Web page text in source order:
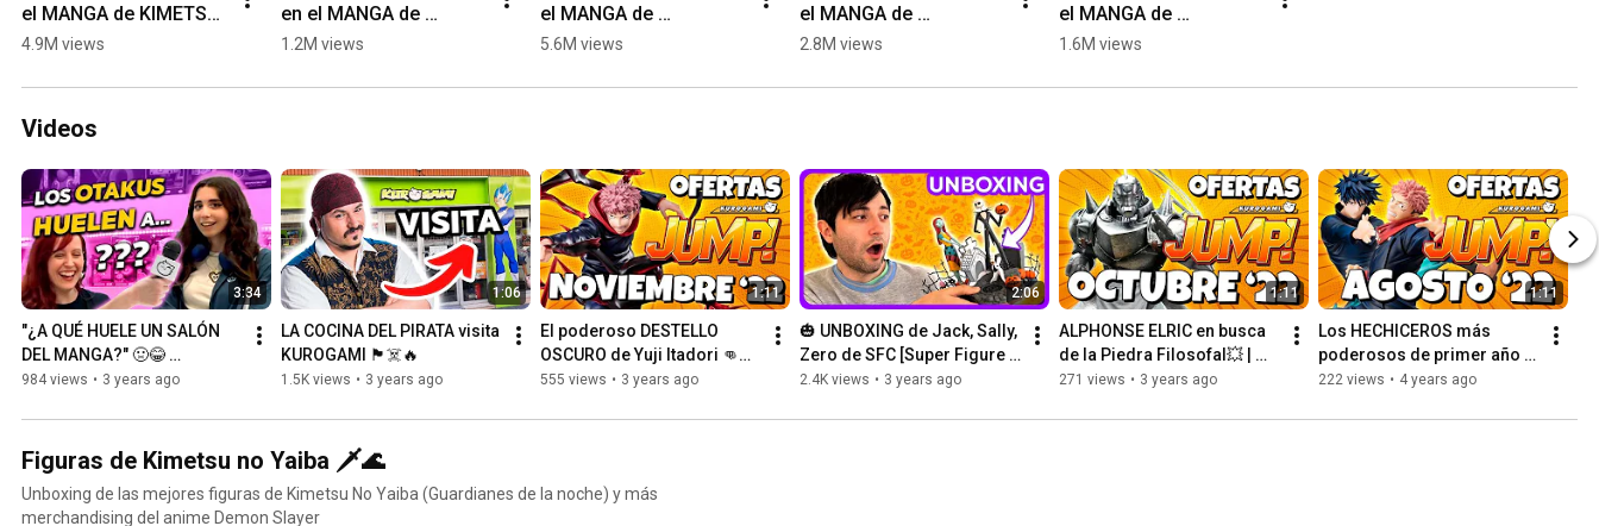
el MANGA de KIMETSU
NO YAIBA 📚
4.9M views
en el MANGA de
KIMETSU NO YAIBA 📚
1.2M views
el MANGA de
CHAINSAW MAN 📚
5.6M views
el MANGA de
CHAINSAW MAN 📚
2.8M views
el MANGA de
CHAINSAW MAN 📚
1.6M views
Videos
3:34
"¿A QUÉ HUELE UN SALÓN
DEL MANGA?" 🤢😂
Entrevistas Día del Orgullo
984 views • 3 years ago
1:06
LA COCINA DEL PIRATA visita
KUROGAMI 🏴‍☠️🔥
1.5K views • 3 years ago
1:11
El poderoso DESTELLO
OSCURO de Yuji Itadori 👊👹
| OFERTAS increíbles
555 views • 3 years ago
2:06
🎃 UNBOXING de Jack, Sally,
Zero de SFC [Super Figure
Collection de ABYstyle
2.4K views • 3 years ago
1:11
ALPHONSE ELRIC en busca
de la Piedra Filosofal💥 |
OFERTAS increíbles
271 views • 3 years ago
1:11
Los HECHICEROS más
poderosos de primer año
👹 | OFERTAS increíbles
222 views • 4 years ago
Figuras de Kimetsu no Yaiba 🗡️🌊
Unboxing de las mejores figuras de Kimetsu No Yaiba (Guardianes de la noche) y más
merchandising del anime Demon Slayer